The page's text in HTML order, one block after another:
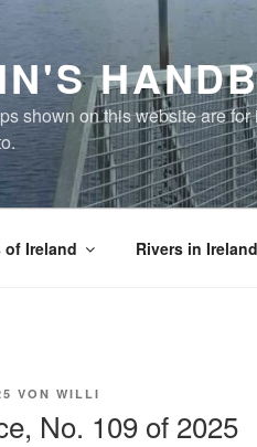
shown on this website are
of Ireland Rivers in Ireland
VON WILLI
No. 109 of 2025